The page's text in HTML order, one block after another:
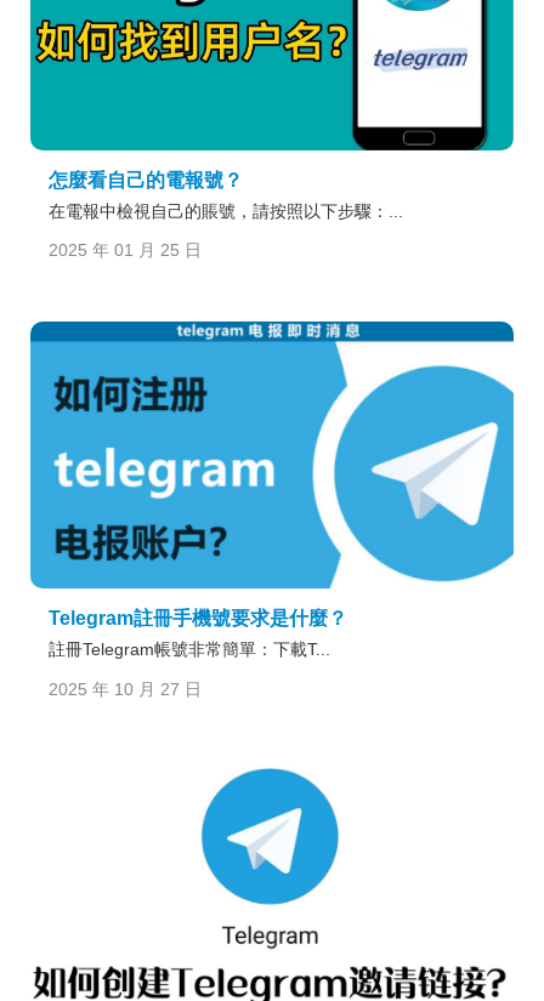
怎麼看自己的電報號？
在電報中檢視自己的賬號，請按照以下步驟：...
2025 年 01 月 25 日
Telegram註冊手機號要求是什麼？
註冊Telegram帳號非常簡單：下載T...
2025 年 10 月 27 日